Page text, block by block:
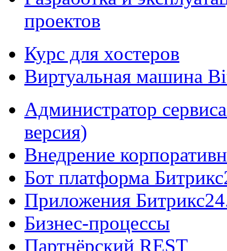
проектов
Курс для хостеров
Виртуальная машина
Администратор
версия)
Внедрение
Бот платформа
Приложения
Бизнес-процессы
Партнёрский REST